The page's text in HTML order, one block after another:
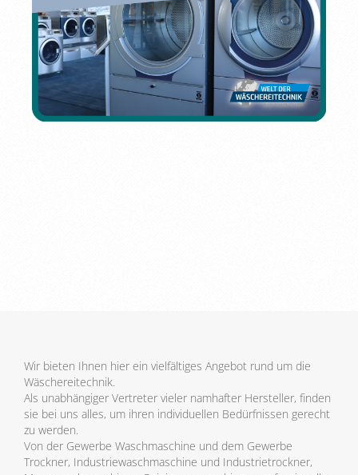
Wir bieten Ihnen hier ein vielfältiges Angebot rund um die
Wäschereitechnik.
Als unabhängiger Vertreter vieler namhafter Hersteller, finden
sie bei uns alles, um ihren individuellen Bedürfnissen gerecht
zu werden.
Von der Gewerbe Waschmaschine und dem Gewerbe
Trockner, Industriewaschmaschine und Industrietrockner,